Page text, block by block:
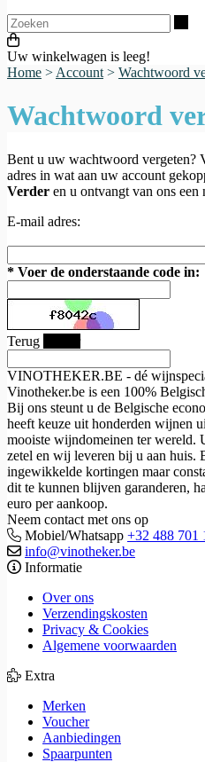
Uw winkelwagen is leeg!
Home > Account > Wachtwoord
Wachtwoord
Bent u uw wachtwoord vergeten?
adres in wat aan uw account
Verder en u ontvangt van ons
E-mail adres:
* Voer de onderstaande code in:
Terug
VINOTHEKER.BE - dé
Vinotheker.be is een 100%
Bij ons steunt u de Belgische
heeft keuze uit honderden wijnen
mooiste wijndomeinen ter wereld.
zetel en wij leveren bij u aan huis.
ingewikkelde kortingen maar
dit te kunnen blijven garanderen,
euro per aankoop.
Neem contact met ons op
Mobiel/Whatsapp +32 488 701
info@vinotheker.be
Informatie
Over ons
Verzendingskosten
Privacy & Cookies
Algemene voorwaarden
Extra
Merken
Voucher
Aanbiedingen
Spaarpunten